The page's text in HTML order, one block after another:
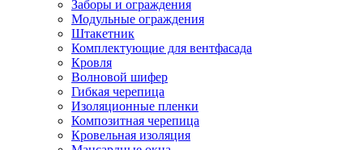
Заборы и ограждения
Модульные ограждения
Штакетник
Комплектующие для вентфасада
Кровля
Волновой шифер
Гибкая черепица
Изоляционные пленки
Композитная черепица
Кровельная изоляция